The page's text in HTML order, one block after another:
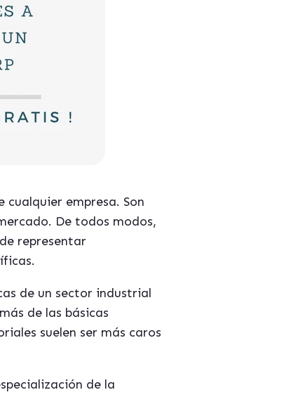
cualquier empresa. Son
De todos modos,
representar
de un sector industrial
de las básicas
suelen ser más caros
de la